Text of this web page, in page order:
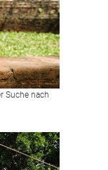
Suche nach